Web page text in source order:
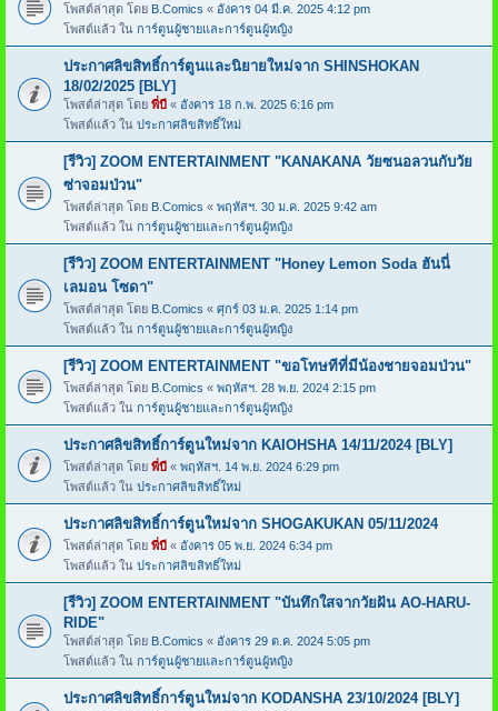
โพสต์ล่าสุด โดย B.Comics « อังคาร 04 มี.ค. 2025 4:12 pm
โพสต์แล้ว ใน การ์ตูนผู้ชายและการ์ตูนผู้หญิง
ประกาศลิขสิทธิ์การ์ตูนและนิยายใหม่จาก SHINSHOKAN
18/02/2025 [BLY]
โพสต์ล่าสุด โดย พี่บี « อังคาร 18 ก.พ. 2025 6:16 pm
โพสต์แล้ว ใน ประกาศลิขสิทธิ์ใหม่
[รีวิว] ZOOM ENTERTAINMENT "KANAKANA วัยซนอลวนกับวัย
ซ่าจอมป่วน"
โพสต์ล่าสุด โดย B.Comics « พฤหัสฯ. 30 ม.ค. 2025 9:42 am
โพสต์แล้ว ใน การ์ตูนผู้ชายและการ์ตูนผู้หญิง
[รีวิว] ZOOM ENTERTAINMENT "Honey Lemon Soda ฮันนี่
เลมอน โซดา"
โพสต์ล่าสุด โดย B.Comics « ศุกร์ 03 ม.ค. 2025 1:14 pm
โพสต์แล้ว ใน การ์ตูนผู้ชายและการ์ตูนผู้หญิง
[รีวิว] ZOOM ENTERTAINMENT "ขอโทษทีที่มีน้องชายจอมป่วน"
โพสต์ล่าสุด โดย B.Comics « พฤหัสฯ. 28 พ.ย. 2024 2:15 pm
โพสต์แล้ว ใน การ์ตูนผู้ชายและการ์ตูนผู้หญิง
ประกาศลิขสิทธิ์การ์ตูนใหม่จาก KAIOHSHA 14/11/2024 [BLY]
โพสต์ล่าสุด โดย พี่บี « พฤหัสฯ. 14 พ.ย. 2024 6:29 pm
โพสต์แล้ว ใน ประกาศลิขสิทธิ์ใหม่
ประกาศลิขสิทธิ์การ์ตูนใหม่จาก SHOGAKUKAN 05/11/2024
โพสต์ล่าสุด โดย พี่บี « อังคาร 05 พ.ย. 2024 6:34 pm
โพสต์แล้ว ใน ประกาศลิขสิทธิ์ใหม่
[รีวิว] ZOOM ENTERTAINMENT "บันทึกใสจากวัยฝัน AO-HARU-
RIDE"
โพสต์ล่าสุด โดย B.Comics « อังคาร 29 ต.ค. 2024 5:05 pm
โพสต์แล้ว ใน การ์ตูนผู้ชายและการ์ตูนผู้หญิง
ประกาศลิขสิทธิ์การ์ตูนใหม่จาก KODANSHA 23/10/2024 [BLY]